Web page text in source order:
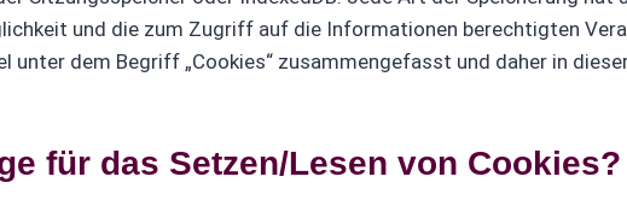
und die zum Zugriff auf die Informationen berechtigten
unter dem Begriff „Cookies“ zusammengefasst und daher in
für das Setzen/Lesen von Cookies?